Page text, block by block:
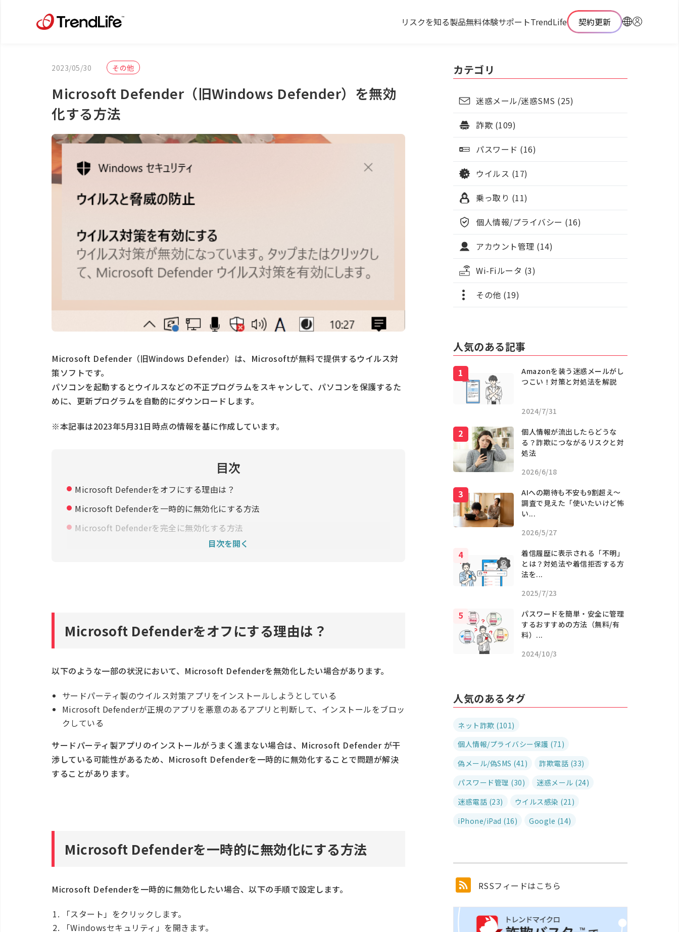
リスクを知る製品無料体験サポートTrendLife 契約更新
2023/05/30 その他
Microsoft Defender（旧Windows Defender）を無効
化する方法
Microsoft Defender（旧Windows Defender）は、Microsoftが無料で提供するウイルス対
策ソフトです。
パソコンを起動するとウイルスなどの不正プログラムをスキャンして、パソコンを保護するた
めに、更新プログラムを自動的にダウンロードします。
※本記事は2023年5月31日時点の情報を基に作成しています。
目次
Microsoft Defenderをオフにする理由は？
Microsoft Defenderを一時的に無効化にする方法
Microsoft Defenderを完全に無効化する方法
目次を開く
Microsoft Defenderをオフにする理由は？
以下のような一部の状況において、Microsoft Defenderを無効化したい場合があります。
サードパーティ製のウイルス対策アプリをインストールしようとしている
Microsoft Defenderが正規のアプリを悪意のあるアプリと判断して、インストールをブロッ
クしている
サードパーティ製アプリのインストールがうまく進まない場合は、Microsoft Defender が干
渉している可能性があるため、Microsoft Defenderを一時的に無効化することで問題が解決
することがあります。
Microsoft Defenderを一時的に無効化にする方法
Microsoft Defenderを一時的に無効化したい場合、以下の手順で設定します。
「スタート」をクリックします。
「Windowsセキュリティ」を開きます。
カテゴリ
迷惑メール/迷惑SMS (25)
詐欺 (109)
パスワード (16)
ウイルス (17)
乗っ取り (11)
個人情報/プライバシー (16)
アカウント管理 (14)
Wi-Fiルータ (3)
その他 (19)
人気のある記事
Amazonを装う迷惑メールがし
つこい！対策と対処法を解説
2024/7/31
個人情報が流出したらどうな
る？詐欺につながるリスクと対
処法
2026/6/18
AIへの期待も不安も9割超え〜
調査で見えた「使いたいけど怖
い...
2026/5/27
着信履歴に表示される「不明」
とは？対処法や着信拒否する方
法を...
2025/7/23
パスワードを簡単・安全に管理
するおすすめの方法（無料/有
料）...
2024/10/3
人気のあるタグ
ネット詐欺 (101)
個人情報/プライバシー保護 (71)
偽メール/偽SMS (41)
詐欺電話 (33)
パスワード管理 (30)
迷惑メール (24)
迷惑電話 (23)
ウイルス感染 (21)
iPhone/iPad (16)
Google (14)
RSSフィードはこちら